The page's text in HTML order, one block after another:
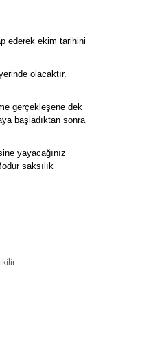
ederek ekim tarihini
olacaktır.
gerçekleşene dek
başladıktan sonra
yayacağınız
saksılık